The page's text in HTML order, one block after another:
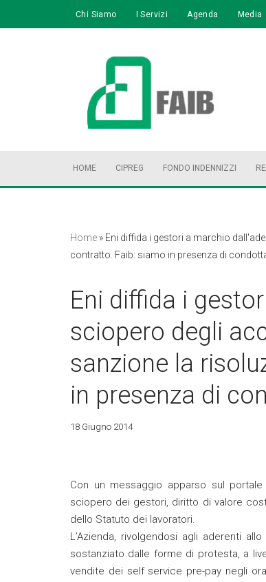
Chi Siamo I Servizi Agenda Media
HOME CIPREG FONDO INDENNIZZI
Home » Eni diffida i gestori a marchio
contratto. Faib: siamo in presenza di
Eni diffida i
sciopero degli
sanzione la
in presenza di
18 Giugno 2014
Con un messaggio apparso sul
sciopero dei gestori, diritto di valore
dello Statuto dei lavoratori.
L’Azienda, rivolgendosi agli aderenti
sostanziato dalle forme di protesta, a
vendite dei self service pre-pay negli